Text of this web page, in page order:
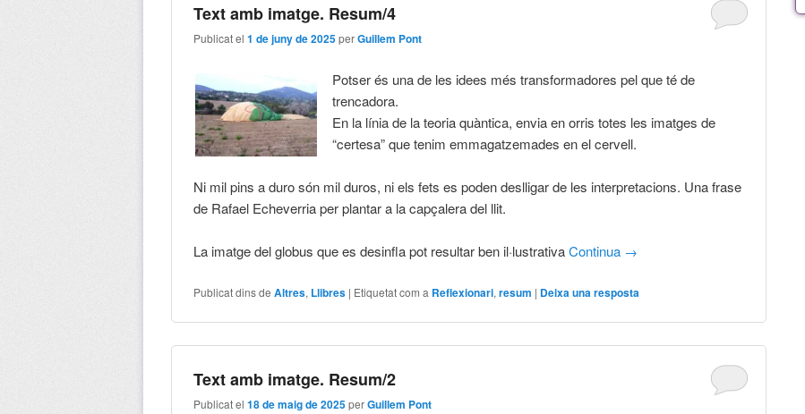
Text amb imatge. Resum/4
Publicat el1 de juny de 2025perGuillem Pont
Potser és una de les idees més transformadores pel que té de
trencadora.
En la línia de la teoria quàntica, envia en orris totes les imatges de
“certesa” que tenim emmagatzemades en el cervell.
Ni mil pins a duro són mil duros, ni els fets es poden deslligar de les interpretacions. Una frase
de Rafael Echeverria per plantar a la capçalera del llit.
La imatge del globus que es desinfla pot resultar ben il·lustrativaContinua →
Publicat dins de Altres, Llibres | Etiquetat com a Reflexionari,resum | Deixa una resposta
Text amb imatge. Resum/2
Publicat el18 de maig de 2025perGuillem Pont